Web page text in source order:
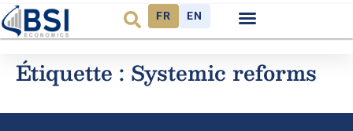
FR EN
Étiquette : Systemic reforms